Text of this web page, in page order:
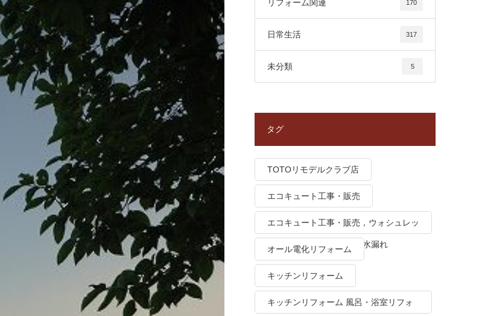
リフォーム関連 170
日常生活 317
未分類 5
タグ
TOTOリモデルクラブ店
エコキュート工事・販売
エコキュート工事・販売，ウォシュレッ
ト トイレつまり、トイレ水漏れ
オール電化リフォーム
キッチンリフォーム
キッチンリフォーム 風呂・浴室リフォ